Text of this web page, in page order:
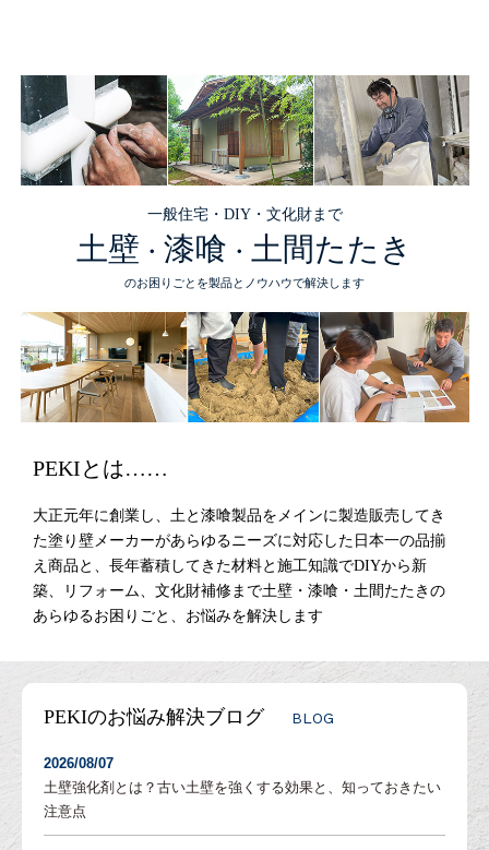
一般住宅・DIY・文化財まで
土壁 ・ 漆喰 ・ 土間たたき
のお困りごとを製品とノウハウで解決します
PEKIとは……
大正元年に創業し、土と漆喰製品をメインに製造販売してき
た塗り壁メーカーがあらゆるニーズに対応した日本一の品揃
え商品と、長年蓄積してきた材料と施工知識でDIYから新
築、リフォーム、文化財補修まで土壁・漆喰・土間たたきの
あらゆるお困りごと、お悩みを解決します
PEKIのお悩み解決ブログ BLOG
2026/08/07
土壁強化剤とは？古い土壁を強くする効果と、知っておきたい
注意点